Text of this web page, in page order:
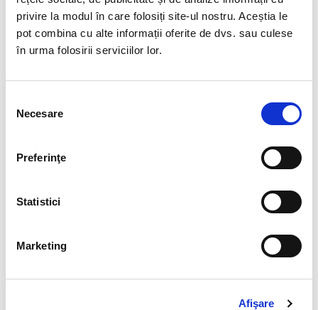
privire la modul în care folosiți site-ul nostru. Aceștia le
pot combina cu alte informații oferite de dvs. sau culese
în urma folosirii serviciilor lor.
consimțământului
Necesare
Preferinţe
Statistici
Marketing
Afişare
110,00 Lei 130,00 Lei